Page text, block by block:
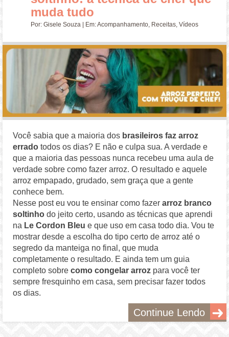
muda tudo
Por:Gisele Souza | Em:Acompanhamento, Receitas,Vídeos
Você sabia que a maioria dos brasileiros faz arroz
errado todos os dias? E não e culpa sua. A verdade e
que a maioria das pessoas nunca recebeu uma aula de
verdade sobre como fazer arroz. O resultado e aquele
arroz empapado, grudado, sem graça que a gente
conhece bem.
Nesse post eu vou te ensinar como fazer arroz branco
soltinho do jeito certo, usando as técnicas que aprendi
na Le Cordon Bleu e que uso em casa todo dia. Vou te
mostrar desde a escolha do tipo certo de arroz até o
segredo da manteiga no final, que muda
completamente o resultado. E ainda tem um guia
completo sobre como congelar arroz para você ter
sempre fresquinho em casa, sem precisar fazer todos
os dias.
Continue Lendo